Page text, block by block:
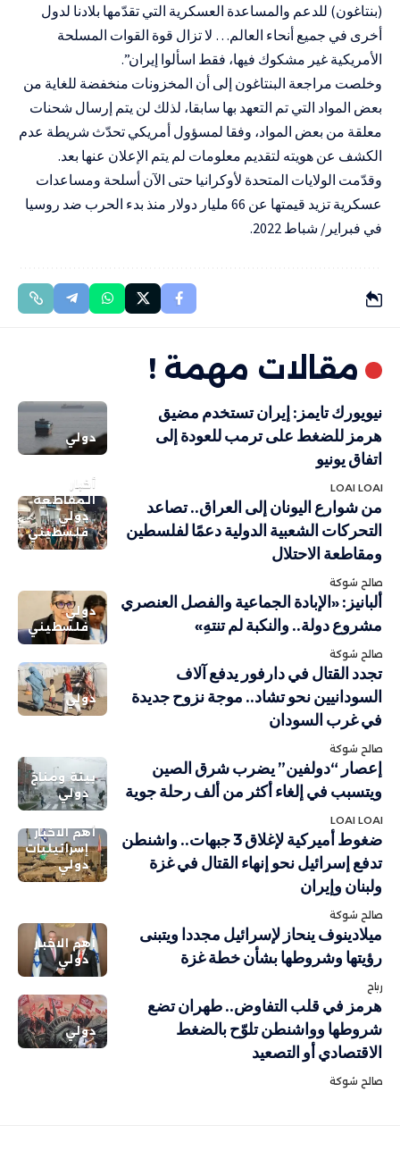
(بنتاغون) للدعم والمساعدة العسكرية التي تقدّمها بلادنا لدول
أخرى في جميع أنحاء العالم… لا تزال قوة القوات المسلحة
الأمريكية غير مشكوك فيها، فقط اسألوا إيران”.
وخلصت مراجعة البنتاغون إلى أن المخزونات منخفضة للغاية من
بعض المواد التي تم التعهد بها سابقا، لذلك لن يتم إرسال شحنات
معلقة من بعض المواد، وفقا لمسؤول أمريكي تحدّث شريطة عدم
الكشف عن هويته لتقديم معلومات لم يتم الإعلان عنها بعد.
وقدّمت الولايات المتحدة لأوكرانيا حتى الآن أسلحة ومساعدات
عسكرية تزيد قيمتها عن 66 مليار دولار منذ بدء الحرب ضد روسيا
في فبراير/ شباط 2022.
مقالات مهمة !
دولي
نيويورك تايمز: إيران تستخدم مضيق
هرمز للضغط على ترمب للعودة إلى
اتفاق يونيو
LOAI LOAI
أخبار
المقاطعة
دولي
فلسطيني
من شوارع اليونان إلى العراق.. تصاعد
التحركات الشعبية الدولية دعمًا لفلسطين
ومقاطعة الاحتلال
صالح شوكة
دولي
فلسطيني
ألبانيز: «الإبادة الجماعية والفصل العنصري
مشروع دولة.. والنكبة لم تنتهِ»
صالح شوكة
دولي
تجدد القتال في دارفور يدفع آلاف
السودانيين نحو تشاد.. موجة نزوح جديدة
في غرب السودان
صالح شوكة
بيئة ومناخ
دولي
إعصار “دولفين” يضرب شرق الصين
ويتسبب في إلغاء أكثر من ألف رحلة جوية
LOAI LOAI
أهم الاخبار
إسرائيليات
دولي
ضغوط أميركية لإغلاق 3 جبهات.. واشنطن
تدفع إسرائيل نحو إنهاء القتال في غزة
ولبنان وإيران
صالح شوكة
أهم الاخبار
دولي
ميلادينوف ينحاز لإسرائيل مجددا ويتبنى
رؤيتها وشروطها بشأن خطة غزة
رباح
دولي
هرمز في قلب التفاوض.. طهران تضع
شروطها وواشنطن تلوّح بالضغط
الاقتصادي أو التصعيد
صالح شوكة